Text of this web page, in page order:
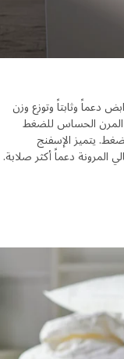
وثابتاً وتوزع وزن
الحساس للضغط
يتميز الإسفنج
دعماً أكثر صلابة.